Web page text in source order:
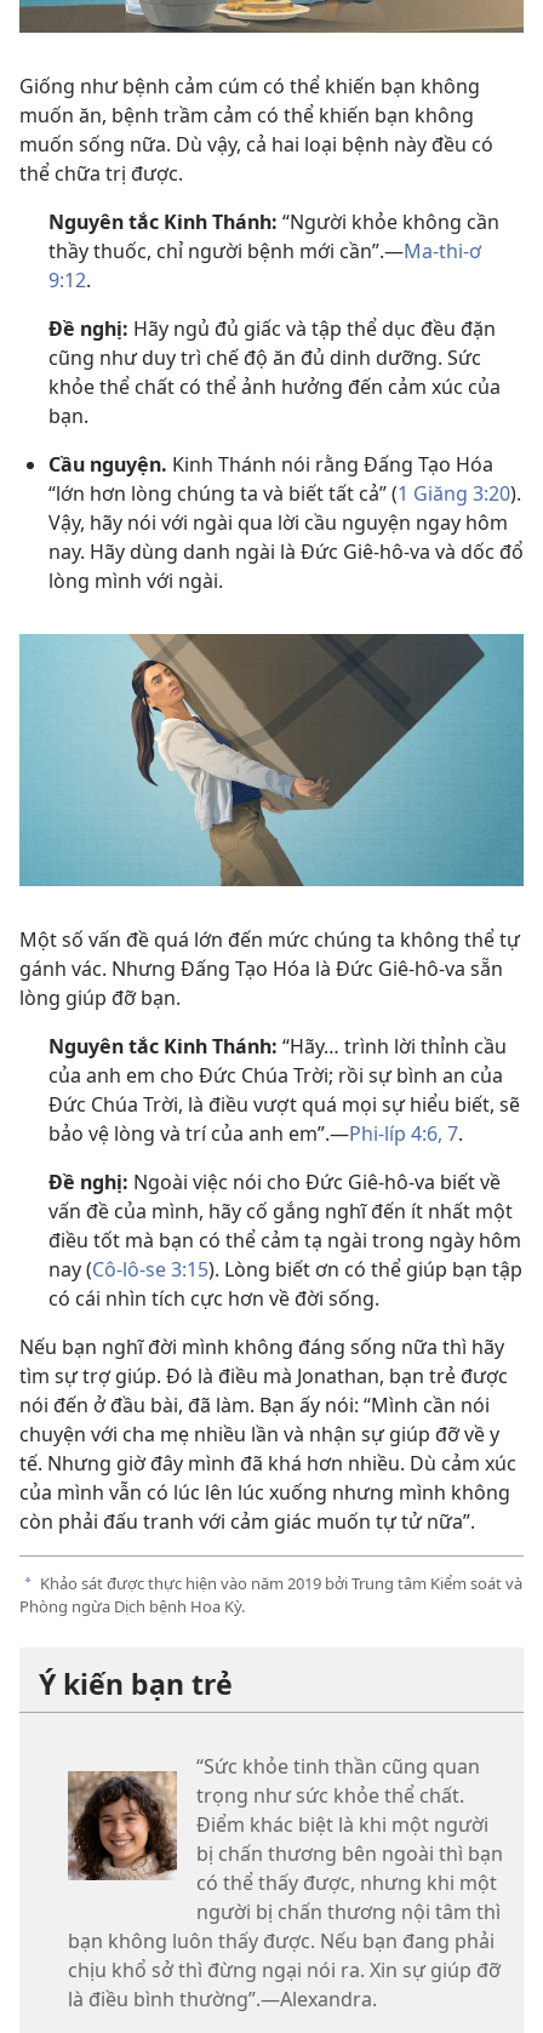
Giống như bệnh cảm cúm có thể khiến bạn không
muốn ăn, bệnh trầm cảm có thể khiến bạn không
muốn sống nữa. Dù vậy, cả hai loại bệnh này đều có
thể chữa trị được.
Nguyên tắc Kinh Thánh: “Người khỏe không cần
thầy thuốc, chỉ người bệnh mới cần”.—Ma-thi-ơ
9:12.
Đề nghị: Hãy ngủ đủ giấc và tập thể dục đều đặn
cũng như duy trì chế độ ăn đủ dinh dưỡng. Sức
khỏe thể chất có thể ảnh hưởng đến cảm xúc của
bạn.
Cầu nguyện. Kinh Thánh nói rằng Đấng Tạo Hóa
“lớn hơn lòng chúng ta và biết tất cả” (1 Giăng 3:20).
Vậy, hãy nói với ngài qua lời cầu nguyện ngay hôm
nay. Hãy dùng danh ngài là Đức Giê-hô-va và dốc đổ
lòng mình với ngài.
Một số vấn đề quá lớn đến mức chúng ta không thể tự
gánh vác. Nhưng Đấng Tạo Hóa là Đức Giê-hô-va sẵn
lòng giúp đỡ bạn.
Nguyên tắc Kinh Thánh: “Hãy… trình lời thỉnh cầu
của anh em cho Đức Chúa Trời; rồi sự bình an của
Đức Chúa Trời, là điều vượt quá mọi sự hiểu biết, sẽ
bảo vệ lòng và trí của anh em”.—Phi-líp 4:6, 7.
Đề nghị: Ngoài việc nói cho Đức Giê-hô-va biết về
vấn đề của mình, hãy cố gắng nghĩ đến ít nhất một
điều tốt mà bạn có thể cảm tạ ngài trong ngày hôm
nay (Cô-lô-se 3:15). Lòng biết ơn có thể giúp bạn tập
có cái nhìn tích cực hơn về đời sống.
Nếu bạn nghĩ đời mình không đáng sống nữa thì hãy
tìm sự trợ giúp. Đó là điều mà Jonathan, bạn trẻ được
nói đến ở đầu bài, đã làm. Bạn ấy nói: “Mình cần nói
chuyện với cha mẹ nhiều lần và nhận sự giúp đỡ về y
tế. Nhưng giờ đây mình đã khá hơn nhiều. Dù cảm xúc
của mình vẫn có lúc lên lúc xuống nhưng mình không
còn phải đấu tranh với cảm giác muốn tự tử nữa”.
a Khảo sát được thực hiện vào năm 2019 bởi Trung tâm Kiểm soát và
Phòng ngừa Dịch bệnh Hoa Kỳ.
Ý kiến bạn trẻ
“Sức khỏe tinh thần cũng quan
trọng như sức khỏe thể chất.
Điểm khác biệt là khi một người
bị chấn thương bên ngoài thì bạn
có thể thấy được, nhưng khi một
người bị chấn thương nội tâm thì
bạn không luôn thấy được. Nếu bạn đang phải
chịu khổ sở thì đừng ngại nói ra. Xin sự giúp đỡ
là điều bình thường”.—Alexandra.